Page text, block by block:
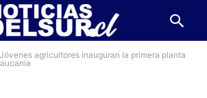
Jóvenes agricultores inauguran la primera planta